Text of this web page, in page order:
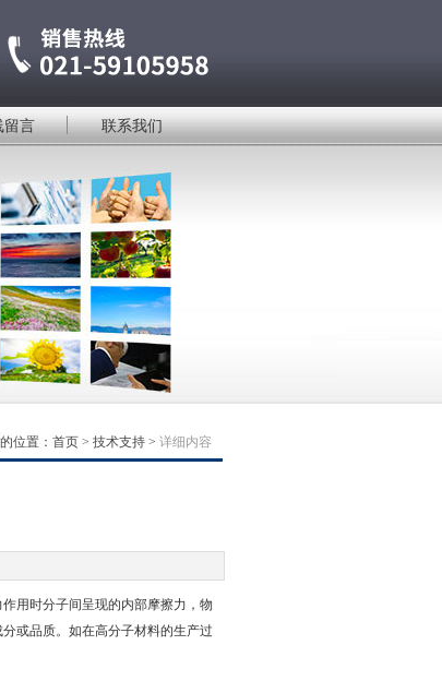
留言 联系我们
位置： 首页 > 技术支持 > 详细内容
用时分子间呈现的内部摩擦力，物
或品质。如在高分子材料的生产过